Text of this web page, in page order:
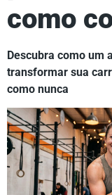
como
Descubra como um
transformar sua
como nunca